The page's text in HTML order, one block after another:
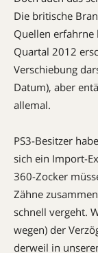
Die britische
Quellen erfahrne
Quartal 2012
Verschiebung
Datum), aber
allemal.
PS3-Besitzer
sich ein Import-
360-Zocker
Zähne
schnell vergeht.
wegen) der
derweil in